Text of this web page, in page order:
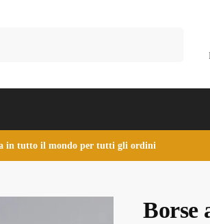
in tutto il mondo per tutti gli ordini
Borse